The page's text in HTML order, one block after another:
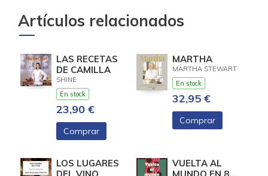
Artículos relacionados
LAS RECETAS
DE CAMILLA
SHINE
En stock
23,90 €
Comprar
MARTHA
MARTHA STEWART
En stock
32,95 €
Comprar
LOS LUGARES
DEL VINO
VUELTA AL
MUNDO EN 80